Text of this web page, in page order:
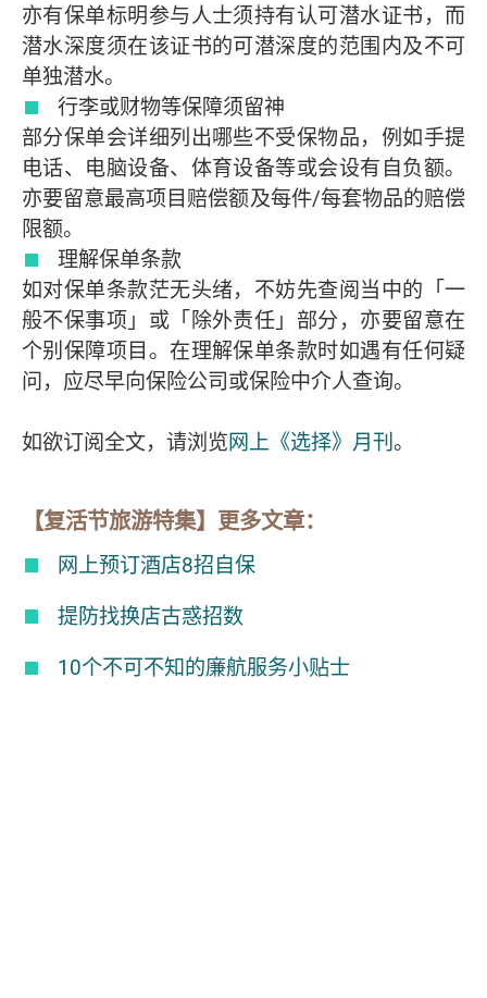
亦有保单标明参与人士须持有认可潜水证书，而
潜水深度须在该证书的可潜深度的范围内及不可
单独潜水。
行李或财物等保障须留神
部分保单会详细列出哪些不受保物品，例如手提
电话、电脑设备、体育设备等或会设有自负额。
亦要留意最高项目赔偿额及每件/每套物品的赔偿
限额。
理解保单条款
如对保单条款茫无头绪，不妨先查阅当中的「一
般不保事项」或「除外责任」部分，亦要留意在
个别保障项目。在理解保单条款时如遇有任何疑
问，应尽早向保险公司或保险中介人查询。
如欲订阅全文，请浏览网上《选择》月刊。
【复活节旅游特集】更多文章：
网上预订酒店8招自保
提防找换店古惑招数
10个不可不知的廉航服务小贴士